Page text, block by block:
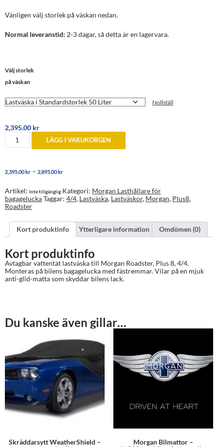
Vänligen välj storlek på väskan nedan.
Normal leveranstid: 2-3 dagar, så detta är en lagervara.
Välj storlek
på väskan
Nollställ
2,395.00 kr
Morgan
Roadster,
Plus
4/4
för
bagagelucka
mängd
LÄGG I VARUKORGEN
2,395.00kr – 2,895.00krPrisintervall:
2,895.00 kr
Artikel: Inte tillgänglig Kategori: Morgan Lasthållare för
bagageluckaTaggar: 4/4, Lastväska, Lastväskor, Morgan, Plus8,
Roadster
Kort produktinfo Ytterligare information Omdömen (0)
Kort produktinfo
Avtagbar vattentät lastväska till Morgan Roadster, Plus 8, 4/4.
Monteras på bilens bagagelucka med fästremmar. Vilar på en mjuk
anti-glid-matta som skyddar bilens lack.
Du kanske även gillar…
Skräddarsytt WeatherShield –
Morgan Bilmattor –